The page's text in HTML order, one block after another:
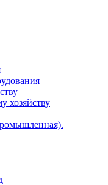
хозяйству